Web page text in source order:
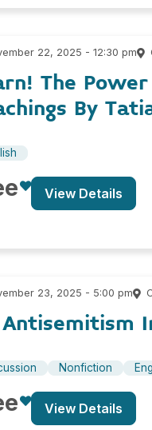
22, 2025 - 12:30 pm
The
By
View Details
23, 2025 - 5:00 pm
Antisemitism
Nonfiction
View Details